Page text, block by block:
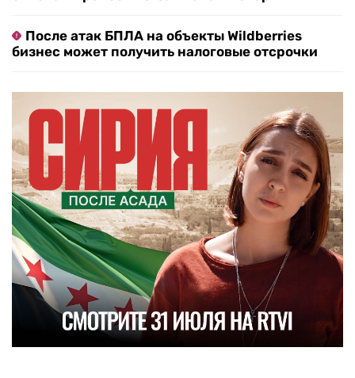
После атак БПЛА на объекты Wildberries
бизнес может получить налоговые отсрочки